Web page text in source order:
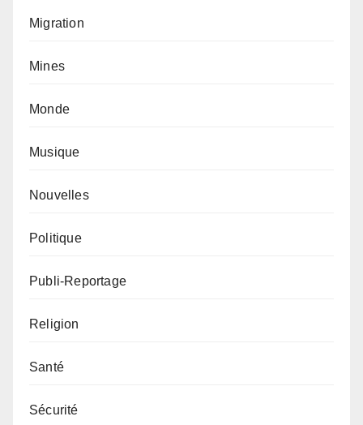
Migration
Mines
Monde
Musique
Nouvelles
Politique
Publi-Reportage
Religion
Santé
Sécurité